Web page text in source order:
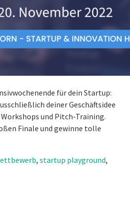
für dein Startup:
deiner Geschäftsidee
und Pitch-Training.
Finale und gewinne tolle
, startup playground,